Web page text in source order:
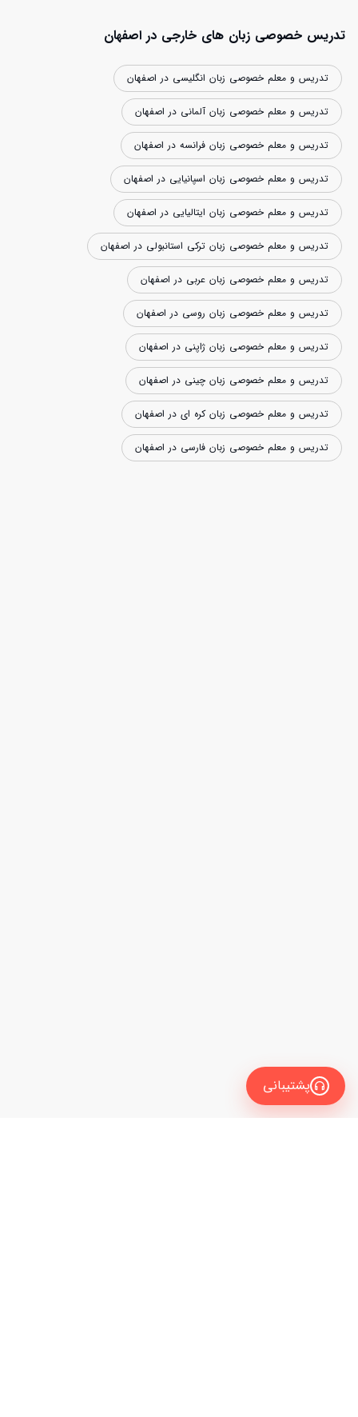
تدریس خصوصی زبان های خارجی در اصفهان
تدریس و معلم خصوصی زبان انگلیسی در اصفهان
تدریس و معلم خصوصی زبان آلمانی در اصفهان
تدریس و معلم خصوصی زبان فرانسه در اصفهان
تدریس و معلم خصوصی زبان اسپانیایی در اصفهان
تدریس و معلم خصوصی زبان ایتالیایی در اصفهان
تدریس و معلم خصوصی زبان ترکی استانبولی در اصفهان
تدریس و معلم خصوصی زبان عربی در اصفهان
تدریس و معلم خصوصی زبان روسی در اصفهان
تدریس و معلم خصوصی زبان ژاپنی در اصفهان
تدریس و معلم خصوصی زبان چینی در اصفهان
تدریس و معلم خصوصی زبان کره ای در اصفهان
تدریس و معلم خصوصی زبان فارسی در اصفهان
پشتیبانی